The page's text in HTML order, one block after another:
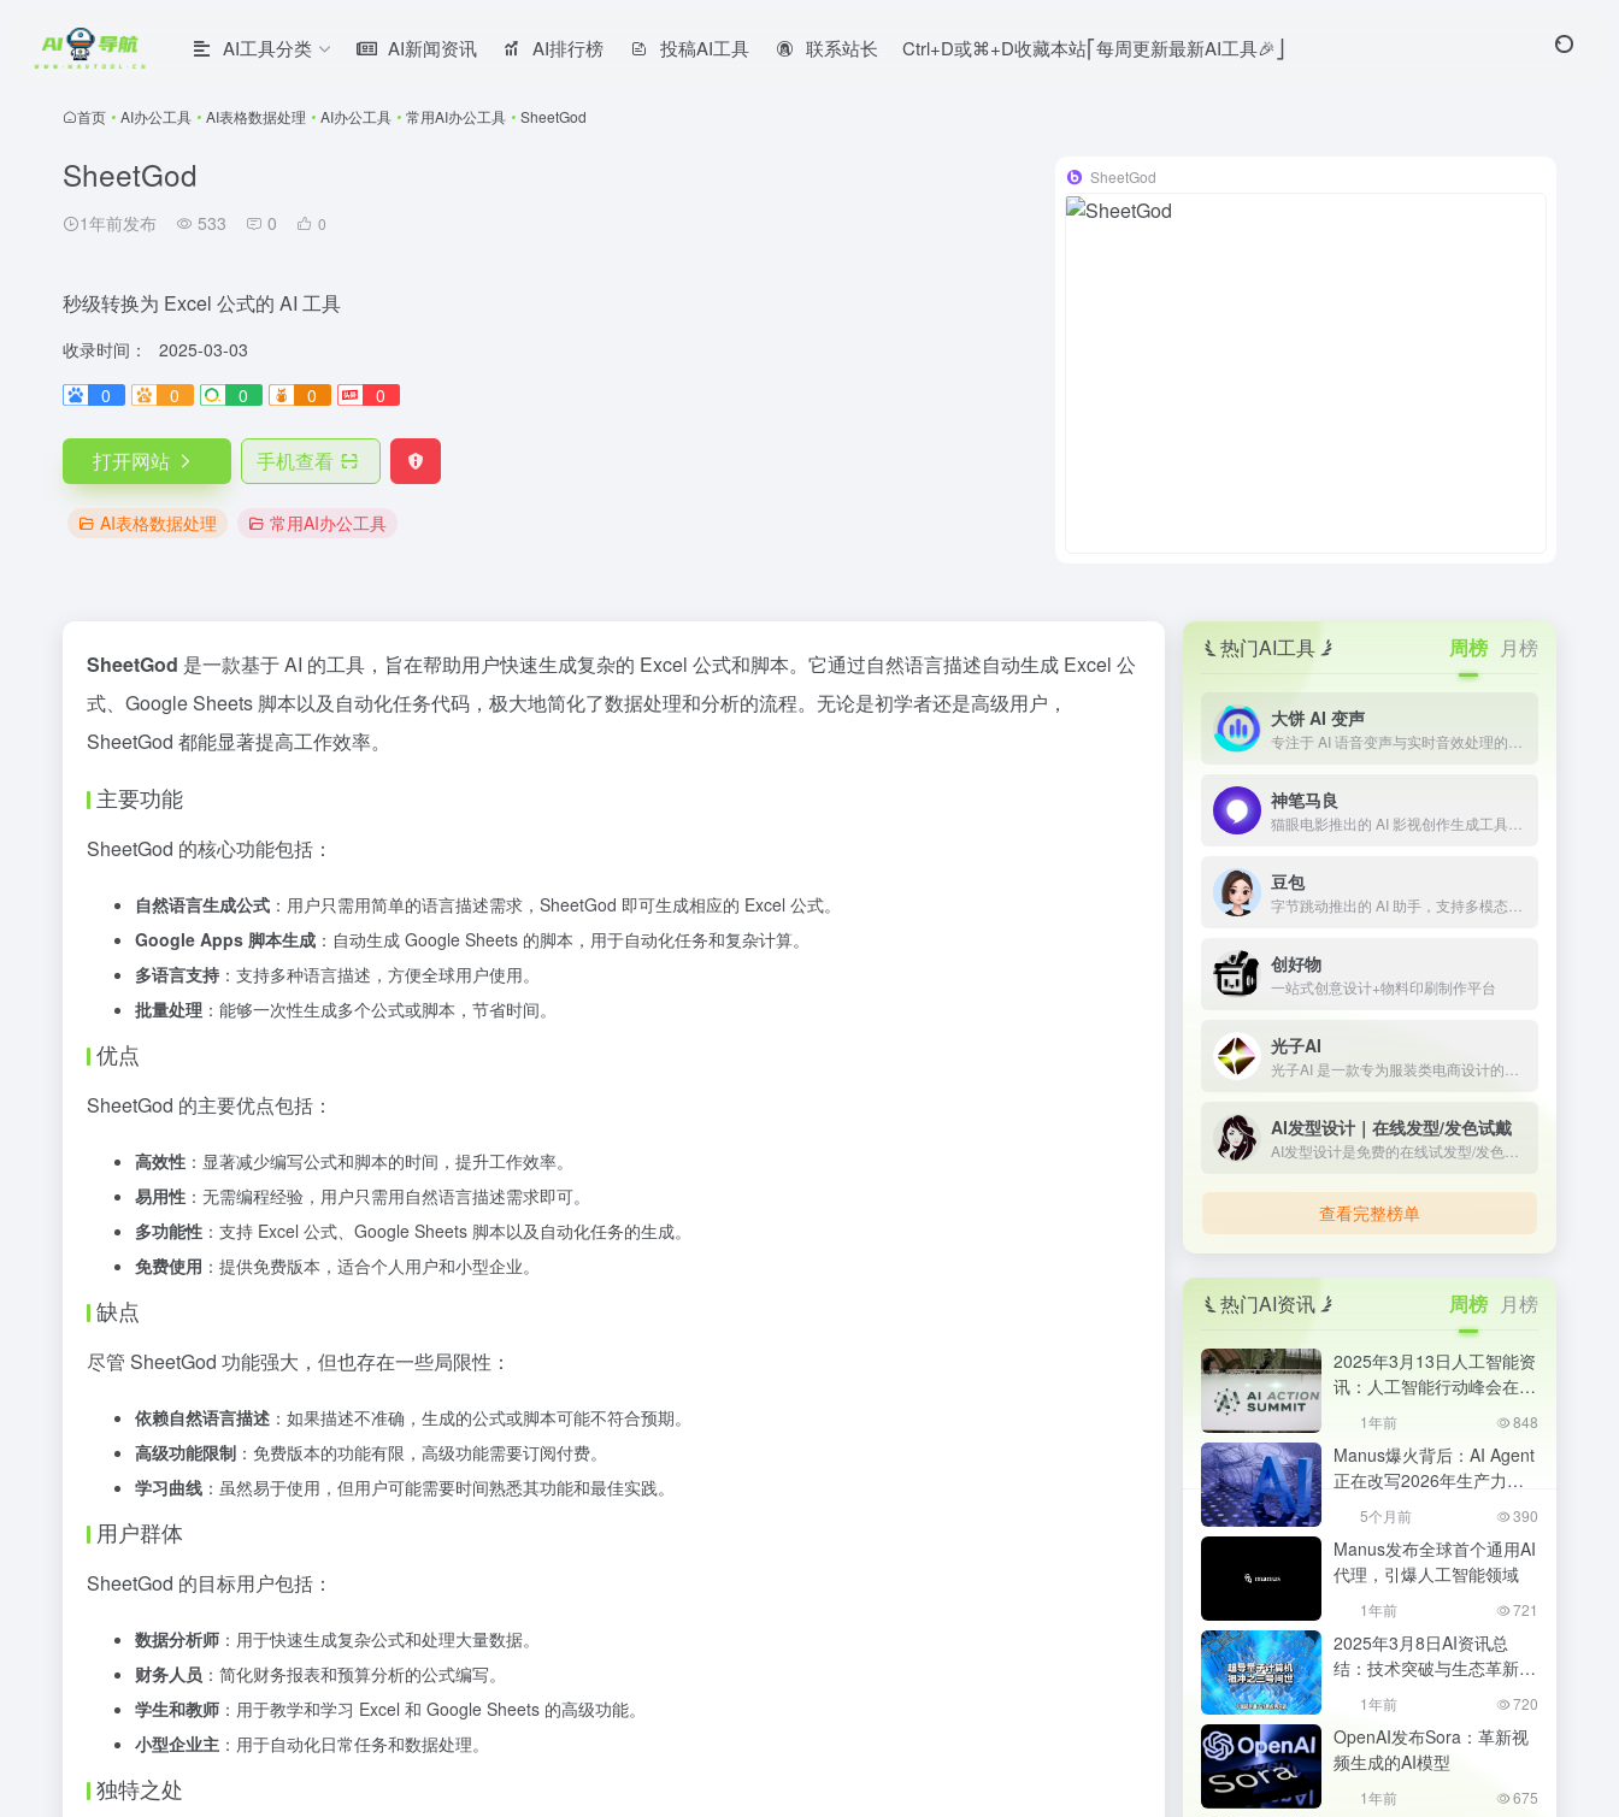
AI工具分类 AI新闻资讯 AI排行榜 投稿AI工具 联系站长 Ctrl+D或⌘+D收藏本站⎡每周更新最新AI工具🎉⎦
首页 • AI办公工具 • AI表格数据处理 • AI办公工具 • 常用AI办公工具 • SheetGod
SheetGod
1年前发布 533 0 0
秒级转换为 Excel 公式的 AI 工具
收录时间：
2025-03-03
0
0 0 0 0
打开网站 手机查看
AI表格数据处理 常用AI办公工具
SheetGod
SheetGod 是一款基于 AI 的工具，旨在帮助用户快速生成复杂的 Excel 公式和脚本。它通过自然语言描述自动生成 Excel 公
式、Google Sheets 脚本以及自动化任务代码，极大地简化了数据处理和分析的流程。无论是初学者还是高级用户，
SheetGod 都能显著提高工作效率。
主要功能
SheetGod 的核心功能包括：
自然语言生成公式 ：用户只需用简单的语言描述需求，SheetGod 即可生成相应的 Excel 公式。
Google Apps 脚本生成 ：自动生成 Google Sheets 的脚本，用于自动化任务和复杂计算。
多语言支持 ：支持多种语言描述，方便全球用户使用。
批量处理 ：能够一次性生成多个公式或脚本，节省时间。
优点
SheetGod 的主要优点包括：
高效性 ：显著减少编写公式和脚本的时间，提升工作效率。
易用性 ：无需编程经验，用户只需用自然语言描述需求即可。
多功能性 ：支持 Excel 公式、Google Sheets 脚本以及自动化任务的生成。
免费使用 ：提供免费版本，适合个人用户和小型企业。
缺点
尽管 SheetGod 功能强大，但也存在一些局限性：
依赖自然语言描述 ：如果描述不准确，生成的公式或脚本可能不符合预期。
高级功能限制 ：免费版本的功能有限，高级功能需要订阅付费。
学习曲线 ：虽然易于使用，但用户可能需要时间熟悉其功能和最佳实践。
用户群体
SheetGod 的目标用户包括：
数据分析师 ：用于快速生成复杂公式和处理大量数据。
财务人员 ：简化财务报表和预算分析的公式编写。
学生和教师 ：用于教学和学习 Excel 和 Google Sheets 的高级功能。
小型企业主 ：用于自动化日常任务和数据处理。
独特之处
热门AI工具 周榜 月榜
大饼 AI 变声
神笔马良
豆包
创好物
一站式创意设计+物料印刷制作平台
光子AI
AI发型设计｜在线发型/发色试戴
查看完整榜单
热门AI资讯 周榜 月榜
2025年3月13日人工智能资
讯：人工智能行动峰会在巴
黎成功举办
1年前 848
Manus爆火背后：AI Agent
正在改写2026年生产力格
局，普通人该如何抓住机
5个月前 390
Manus发布全球首个通用AI
代理，引爆人工智能领域
1年前 721
2025年3月8日AI资讯总
结：技术突破与生态革新并
1年前 720
OpenAI发布Sora：革新视
频生成的AI模型
1年前 675